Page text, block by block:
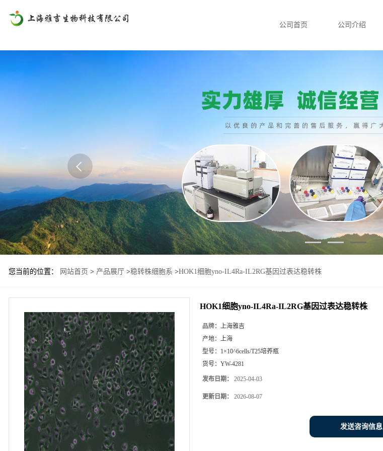
公司首页 公司介绍
您当前的位置： 网站首页 > 产品展厅 >稳转株细胞系 >HOK1细胞yno-IL4Ra-IL2RG基因过表达稳转株
HOK1细胞yno-IL4Ra-IL2RG基因过表达稳转株
品牌： 上海雅吉
产地： 上海
型号： 1×10^6cells/T25培养瓶
货号： YW-4281
发布日期： 2025-04-03
更新日期： 2026-08-07
发送咨询信息